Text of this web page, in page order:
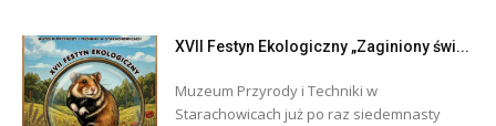
XVII Festyn Ekologiczny „Zaginiony świ...
Muzeum Przyrody i Techniki w
Starachowicach już po raz siedemnasty